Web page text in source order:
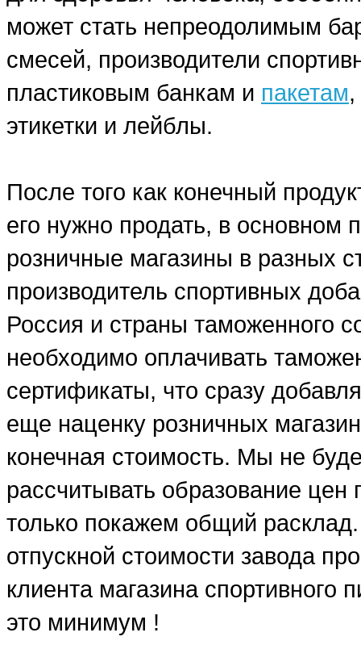
может стать непреодолимым
смесей, производители
пластиковым банкам и пакетам
этикетки и лейблы.
После того как конечный
его нужно продать, в основном
розничные магазины в разных
производитель спортивных
Россия и страны таможенного
необходимо оплачивать
сертификаты, что сразу
еще наценку розничных
конечная стоимость. Мы не
рассчитывать образование
только покажем общий
отпускной стоимости завода
клиента магазина спортивного
это минимум !